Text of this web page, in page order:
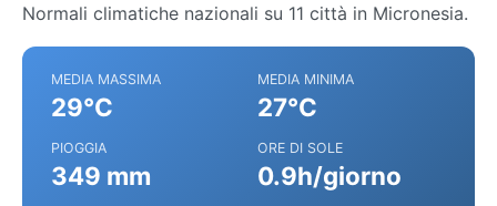
Normali climatiche nazionali su 11 città in Micronesia.
MEDIA MASSIMA
29°C
MEDIA MINIMA
27°C
PIOGGIA
349 mm
ORE DI SOLE
0.9h/giorno